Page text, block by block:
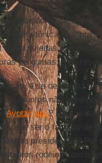
inquiridores deram
tônica se tenta
sujeitas a
perguntas, e as
e se desdenha da
assuntos não
Ayotzinapa? Para
ser o favorito de
presidencial? Por
tantos rodeios com o